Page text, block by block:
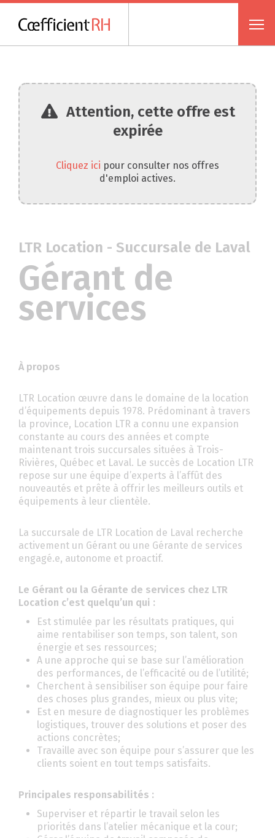
Attention, cette offre est
expirée
Cliquez ici pour consulter nos offres
d'emploi actives.
LTR Location - Succursale de Laval
Gérant de
services
À propos
LTR Location œuvre dans le domaine de la location
d’équipements depuis 1978. Prédominant à travers
la province, Location LTR a connu une expansion
constante au cours des années et compte
maintenant trois succursales situées à Trois-
Rivières, Québec et Laval. Le succès de Location LTR
repose sur une équipe d’experts à l’affût des
nouveautés et prête à offrir les meilleurs outils et
équipements à leur clientèle.
La succursale de LTR Location de Laval recherche
activement un Gérant ou une Gérante de services
engagé.e, autonome et proactif.
Le Gérant ou la Gérante de services chez LTR
Location c’est quelqu’un qui :
Est stimulée par les résultats pratiques, qui
aime rentabiliser son temps, son talent, son
énergie et ses ressources;
A une approche qui se base sur l’amélioration
des performances, de l’efficacité ou de l’utilité;
Cherchent à sensibiliser son équipe pour faire
des choses plus grandes, mieux ou plus vite;
Est en mesure de diagnostiquer les problèmes
logistiques, trouver des solutions et poser des
actions concrètes;
Travaille avec son équipe pour s’assurer que les
clients soient en tout temps satisfaits.
Principales responsabilités :
Superviser et répartir le travail selon les
priorités dans l’atelier mécanique et la cour;